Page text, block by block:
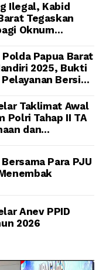
Ilegal, Kabid
Tegaskan
Oknum
Papua Barat
2025, Bukti
Bersih
Taklimat Awal
Polri Tahap II TA
dan
Para PJU
Anev PPID
2026